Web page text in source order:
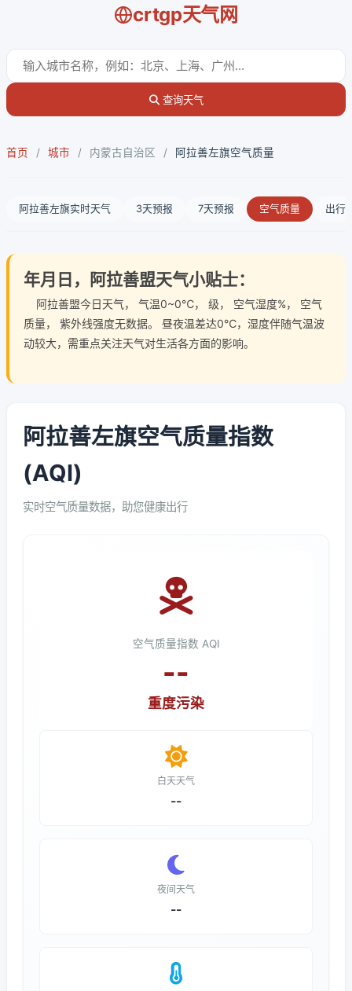
crtgp天气网
查询天气
首页 / 城市 / 内蒙古自治区 / 阿拉善左旗空气质量
阿拉善左旗实时天气 3天预报 7天预报 空气质量 出行
年月日，阿拉善盟天气小贴士：
阿拉善盟今日天气， 气温0~0℃， 级， 空气湿度%， 空气
质量， 紫外线强度无数据。 昼夜温差达0℃，湿度伴随气温波
动较大，需重点关注天气对生活各方面的影响。
阿拉善左旗空气质量指数
(AQI)
实时空气质量数据，助您健康出行
空气质量指数 AQI
--
重度污染
白天天气
--
夜间天气
--